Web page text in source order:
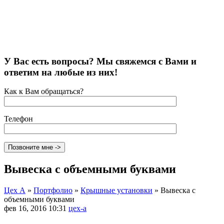
У Вас есть вопросы? Мы свяжемся с Вами и
ответим на любые из них!
Как к Вам обращаться?
Телефон
Вывеска с объемными буквами
Цех А » Портфолио » Крышные установки » Вывеска с
объемными буквами
фев 16, 2016 10:31 цех-а